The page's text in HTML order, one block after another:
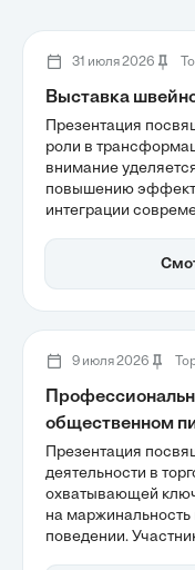
31 июля 2026
Выставка
Презентация
роли в
внимание
повышению
интеграции
года, включая
оптимизацию
9 июля 2026
общественном
Презентация
деятельности в
охватывающей
на маржинальность
поведении.